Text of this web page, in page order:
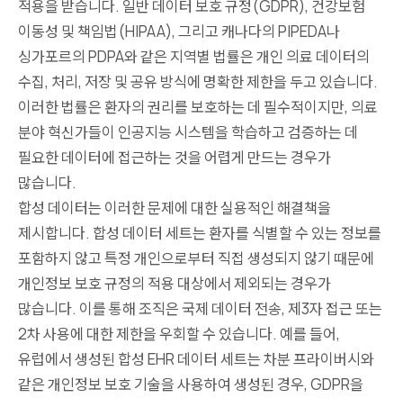
적용을 받습니다. 일반 데이터 보호 규정(GDPR), 건강보험
이동성 및 책임법(HIPAA), 그리고 캐나다의 PIPEDA나
싱가포르의 PDPA와 같은 지역별 법률은 개인 의료 데이터의
수집, 처리, 저장 및 공유 방식에 명확한 제한을 두고 있습니다.
이러한 법률은 환자의 권리를 보호하는 데 필수적이지만, 의료
분야 혁신가들이 인공지능 시스템을 학습하고 검증하는 데
필요한 데이터에 접근하는 것을 어렵게 만드는 경우가
많습니다.
합성 데이터는 이러한 문제에 대한 실용적인 해결책을
제시합니다. 합성 데이터 세트는 환자를 식별할 수 있는 정보를
포함하지 않고 특정 개인으로부터 직접 생성되지 않기 때문에
개인정보 보호 규정의 적용 대상에서 제외되는 경우가
많습니다. 이를 통해 조직은 국제 데이터 전송, 제3자 접근 또는
2차 사용에 대한 제한을 우회할 수 있습니다. 예를 들어,
유럽에서 생성된 합성 EHR 데이터 세트는 차분 프라이버시와
같은 개인정보 보호 기술을 사용하여 생성된 경우, GDPR을